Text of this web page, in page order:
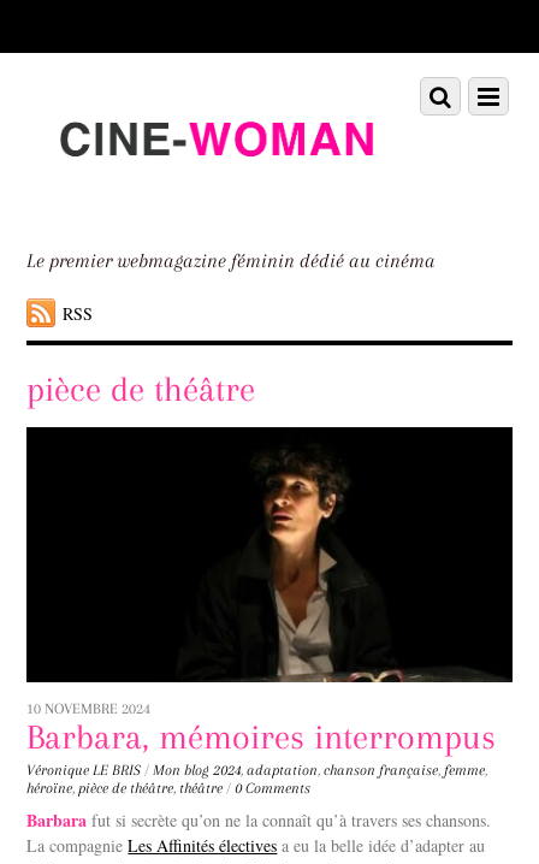
down
Le premier webmagazine féminin dédié au cinéma
RSS
Menu
Scroll
down
pièce de théâtre
10 NOVEMBRE 2024
Barbara, mémoires interrompus
Véronique LE BRIS / Mon blog 2024,adaptation,chanson française, femme,
héroïne, pièce de théâtre, théâtre / 0 Comments
Barbara fut si secrète qu’on ne la connaît qu’à travers ses chansons.
La compagnieLes Affinités électives a eu la belle idée d’adapter au